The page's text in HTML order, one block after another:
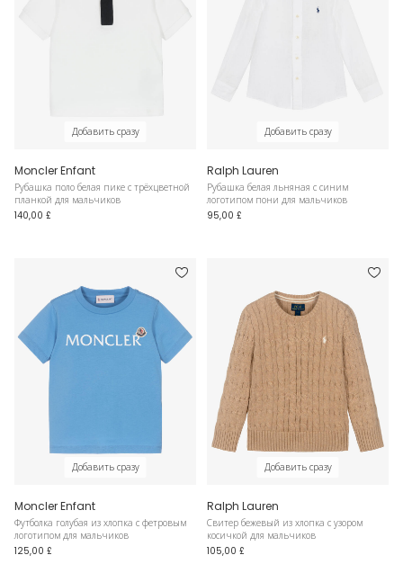
Добавить сразу
Moncler Enfant
Рубашка поло белая пике с трёхцветной
планкой для мальчиков
140,00 £
Добавить сразу
Ralph Lauren
Рубашка белая льняная с синим
логотипом пони для мальчиков
95,00 £
Добавить сразу
Moncler Enfant
Футболка голубая из хлопка с фетровым
логотипом для мальчиков
125,00 £
Добавить сразу
Ralph Lauren
Свитер бежевый из хлопка с узором
косичкой для мальчиков
105,00 £